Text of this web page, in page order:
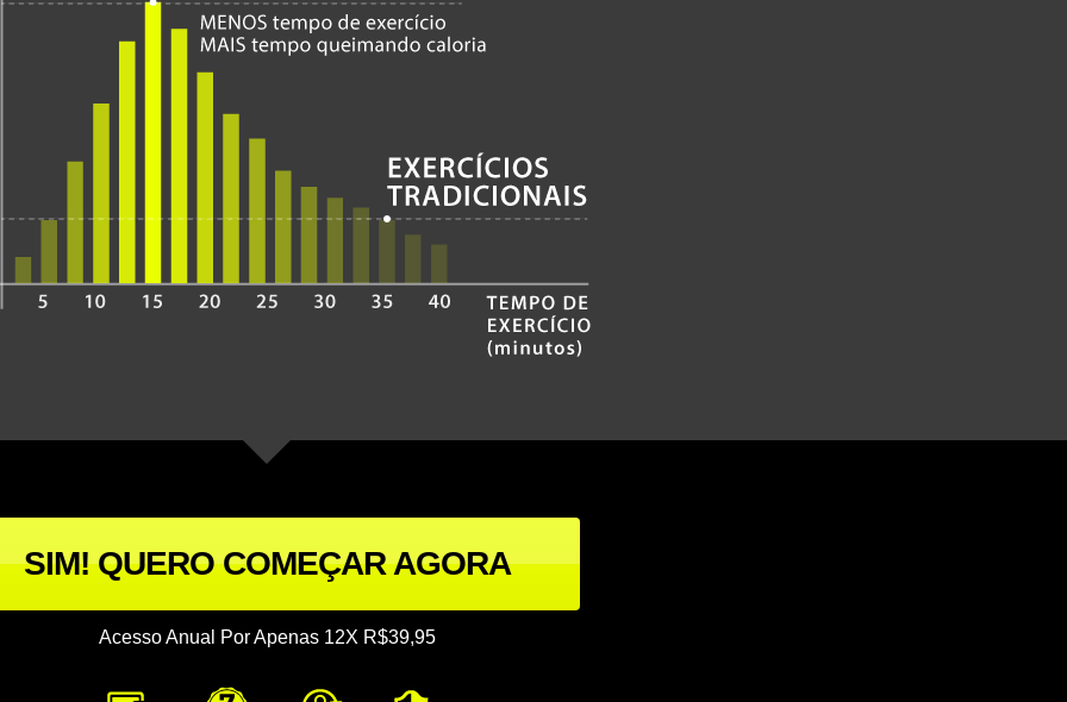
SIM! QUERO COMEÇAR AGORA
Acesso Anual Por Apenas 12X R$39,95